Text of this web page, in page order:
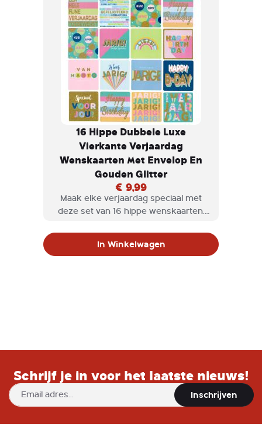
16 Hippe Dubbele Luxe
Vierkante Verjaardag
Wenskaarten Met Envelop En
Gouden Glitter
€ 9,99
Maak elke verjaardag speciaal met
deze set van 16 hippe wenskaarten.
bijpassende envelop.
In Winkelwagen
Schrijf je in voor het laatste nieuws!
Abonneer
u
onze
Inschrijven